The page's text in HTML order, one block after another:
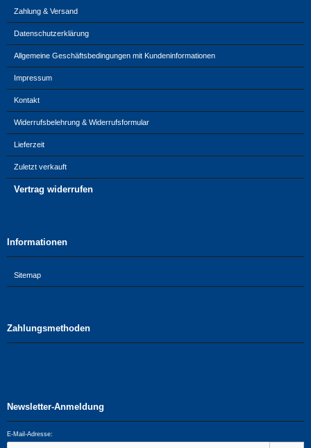
Zahlung & Versand
Datenschutzerklärung
Allgemeine Geschäftsbedingungen mit Kundeninformationen
Impressum
Kontakt
Widerrufsbelehrung & Widerrufsformular
Lieferzeit
Zuletzt verkauft
Vertrag widerrufen
Informationen
Sitemap
Zahlungsmethoden
Newsletter-Anmeldung
E-Mail-Adresse: